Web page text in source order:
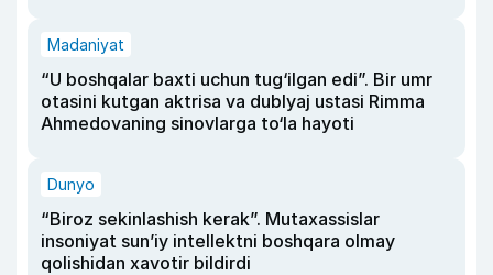
Madaniyat
“U boshqalar baxti uchun tug‘ilgan edi”. Bir umr
otasini kutgan aktrisa va dublyaj ustasi Rimma
Ahmedovaning sinovlarga to‘la hayoti
Dunyo
“Biroz sekinlashish kerak”. Mutaxassislar
insoniyat sun’iy intellektni boshqara olmay
qolishidan xavotir bildirdi